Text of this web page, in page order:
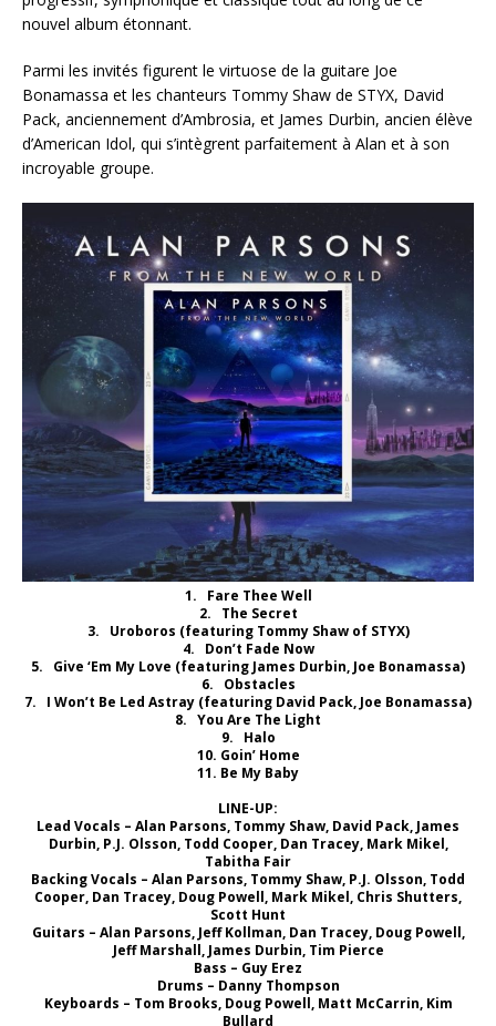
nouvel album étonnant.
Parmi les invités figurent le virtuose de la guitare Joe
Bonamassa et les chanteurs Tommy Shaw de STYX, David
Pack, anciennement d’Ambrosia, et James Durbin, ancien élève
d’American Idol, qui s’intègrent parfaitement à Alan et à son
incroyable groupe.
1. Fare Thee Well
2. The Secret
3. Uroboros (featuring Tommy Shaw of STYX)
4. Don’t Fade Now
5. Give ‘Em My Love (featuring James Durbin, Joe Bonamassa)
6. Obstacles
7. I Won’t Be Led Astray (featuring David Pack, Joe Bonamassa)
8. You Are The Light
9. Halo
10. Goin’ Home
11. Be My Baby
LINE-UP:
Lead Vocals – Alan Parsons, Tommy Shaw, David Pack, James
Durbin, P.J. Olsson, Todd Cooper, Dan Tracey, Mark Mikel,
Tabitha Fair
Backing Vocals – Alan Parsons, Tommy Shaw, P.J. Olsson, Todd
Cooper, Dan Tracey, Doug Powell, Mark Mikel, Chris Shutters,
Scott Hunt
Guitars – Alan Parsons, Jeff Kollman, Dan Tracey, Doug Powell,
Jeff Marshall, James Durbin, Tim Pierce
Bass – Guy Erez
Drums – Danny Thompson
Keyboards – Tom Brooks, Doug Powell, Matt McCarrin, Kim
Bullard